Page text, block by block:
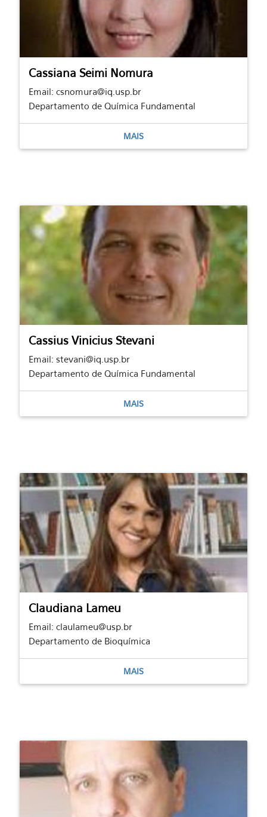
Cassiana Seimi Nomura
Email: csnomura@iq.usp.br
Departamento de Química Fundamental
MAIS
Cassius Vinicius Stevani
Email: stevani@iq.usp.br
Departamento de Química Fundamental
MAIS
Claudiana Lameu
Email: claulameu@usp.br
Departamento de Bioquímica
MAIS